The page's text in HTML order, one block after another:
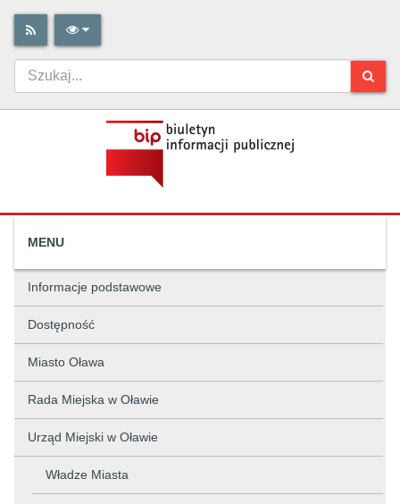
MENU
Informacje podstawowe
Dostępność
Miasto Oława
Rada Miejska w Oławie
Urząd Miejski w Oławie
Władze Miasta